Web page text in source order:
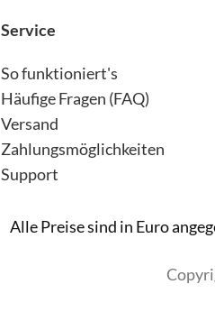
Service
So funktioniert's
Häufige Fragen (FAQ)
Versand
Zahlungsmöglichkeiten
Support
Alle Preise sind in Euro